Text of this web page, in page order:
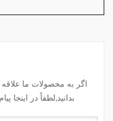
اگر به محصولات ما
بدانید,لطفاً در اینجا